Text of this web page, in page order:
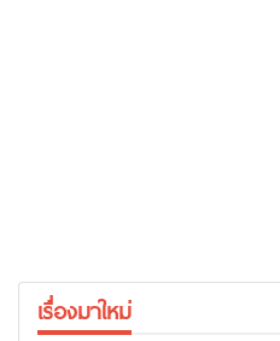
เรื่องมาใหม่